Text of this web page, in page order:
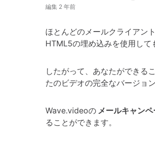
編集 2 年前
ほとんどのメールクライアン
HTML5の埋め込みを使用して
したがって、あなたができる
たのビデオの完全なバージョ
Wave.videoの メールキャン
ることができます。